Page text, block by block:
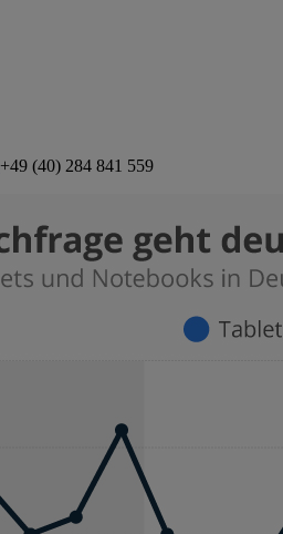
+49 (40) 284 841 559